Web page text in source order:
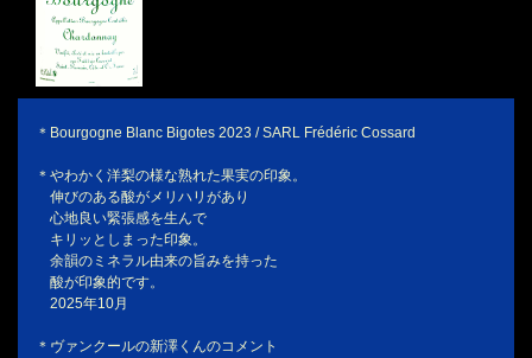
＊Bourgogne Blanc Bigotes 2023 / SARL Frédéric Cossard
＊やわかく洋梨の様な熟れた果実の印象。
伸びのある酸がメリハリがあり
心地良い緊張感を生んで
キリッとしまった印象。
余韻のミネラル由来の旨みを持った
酸が印象的です。
2025年10月
＊ヴァンクールの新澤くんのコメント